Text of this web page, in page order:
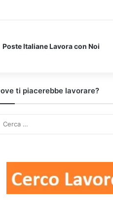
Poste Italiane Lavora con Noi
ti piacerebbe lavorare?